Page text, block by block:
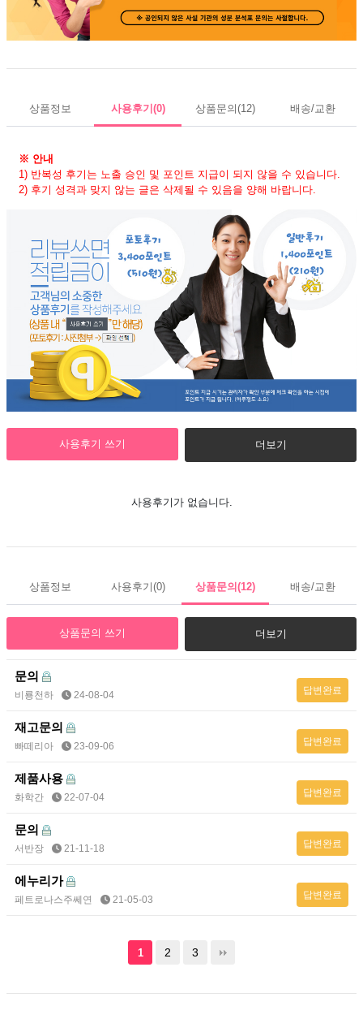
상품정보 사용후기 (0) 상품문의(12) 배송/교환
※ 안내
1) 반복성 후기는 노출 승인 및 포인트 지급이 되지 않을 수 있습니다.
2) 후기 성격과 맞지 않는 글은 삭제될 수 있음을 양해 바랍니다.
사용후기 쓰기 더보기
사용후기가 없습니다.
상품정보 사용후기(0) 상품문의(12) 배송/교환
상품문의 쓰기 더보기
문의
비룡천하 24-08-04 답변완료
재고문의
빠떼리아 23-09-06 답변완료
제품사용
화학간 22-07-04 답변완료
문의
서반장 21-11-18 답변완료
에누리가
페트로나스주쎄연 21-05-03 답변완료
1 2 3